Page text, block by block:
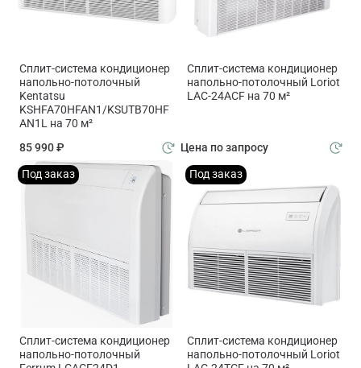
Сплит-система кондиционер
напольно-потолочный
Kentatsu
KSHFA70HFAN1/KSUTB70HF
AN1L на 70 м²
85 990 ₽
Сплит-система кондиционер
напольно-потолочный Loriot
LAC-24ACF на 70 м²
Цена по запросу
Под заказ
Сплит-система кондиционер
напольно-потолочный
Под заказ
Сплит-система кондиционер
напольно-потолочный Loriot